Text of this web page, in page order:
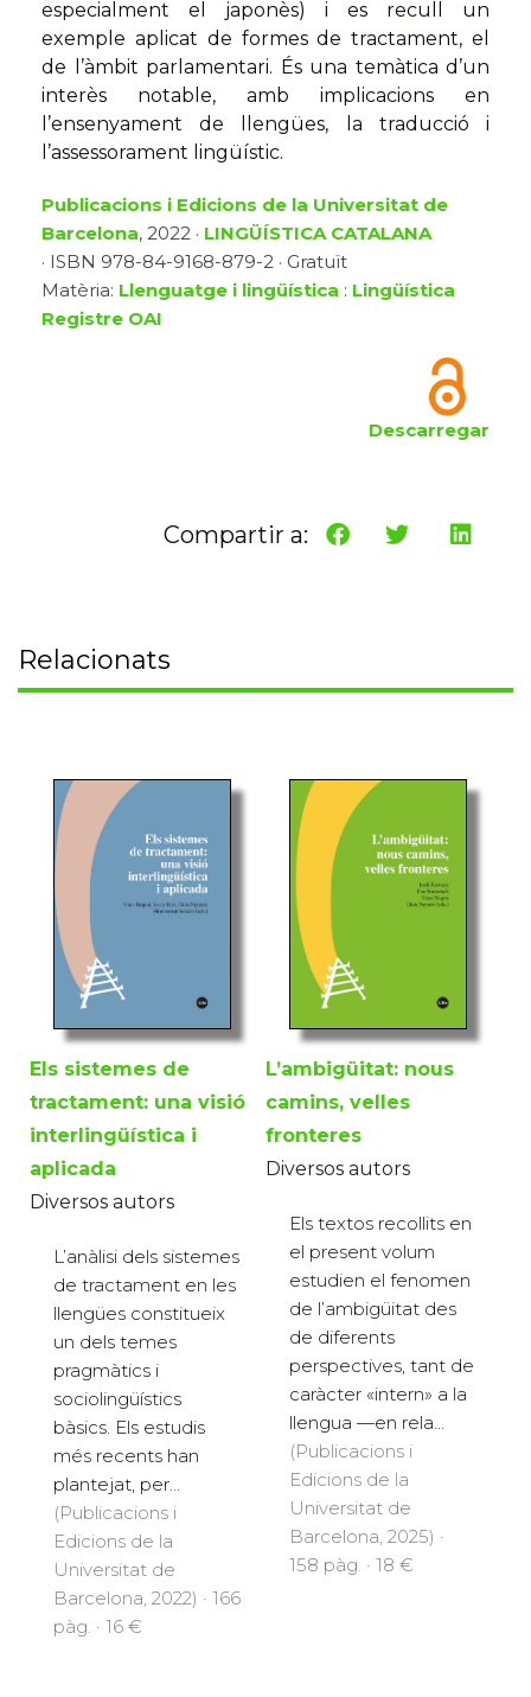
especialment el japonès) i es recull un
exemple aplicat de formes de tractament, el
de l’àmbit parlamentari. És una temàtica d’un
interès notable, amb implicacions en
l’ensenyament de llengües, la traducció i
l’assessorament lingüístic.
Publicacions i Edicions de la Universitat de
Barcelona, 2022 · LINGÜÍSTICA CATALANA
· ISBN 978-84-9168-879-2 · Gratuït
Matèria: Llenguatge i lingüística : Lingüística
Registre OAI
Descarregar
Compartir a:
Relacionats
Els sistemes de
tractament: una visió
interlingüística i
aplicada
Diversos autors
L’anàlisi dels sistemes
de tractament en les
llengües constitueix
un dels temes
pragmàtics i
sociolingüístics
bàsics. Els estudis
més recents han
plantejat, per...
(Publicacions i
Edicions de la
Universitat de
Barcelona, 2022) · 166
pàg. · 16 €
L’ambigüitat: nous
camins, velles
fronteres
Diversos autors
Els textos recollits en
el present volum
estudien el fenomen
de l’ambigüitat des
de diferents
perspectives, tant de
caràcter «intern» a la
llengua —en rela...
(Publicacions i
Edicions de la
Universitat de
Barcelona, 2025) ·
158 pàg. · 18 €